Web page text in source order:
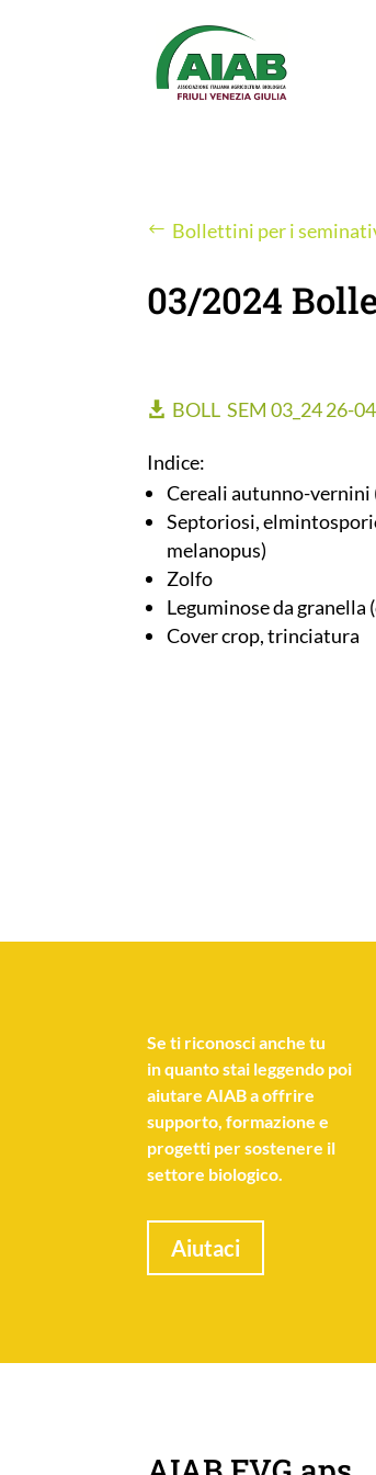
Bollettini per i
03/2024
BOLL SEM 03_24 26-
Indice:
Cereali autunno-vernini
Septoriosi,
melanopus)
Zolfo
Leguminose da granella
Cover crop, trinciatura
Seti riconosci anche tu
in quanto stai leggendo poi
aiutare AIAB a offrire
supporto, formazione e
progetti per sostenere il
settore biologico.
Aiutaci